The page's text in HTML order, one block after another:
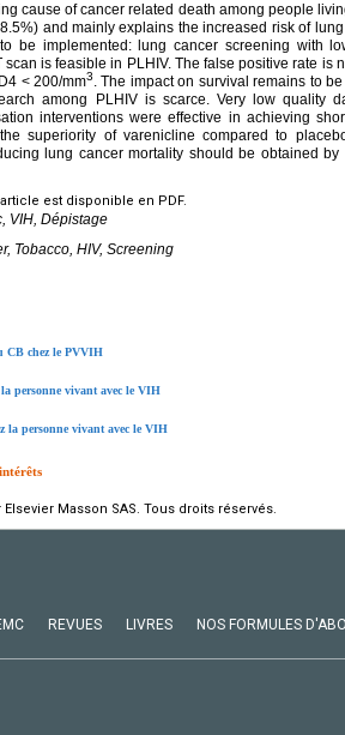
cause of cancer related death among people
and mainly explains the increased risk of
be implemented: lung cancer screening with
scan is feasible in PLHIV. The false positive rate is
< 200/mm3. The impact on survival remains to
among PLHIV is scarce. Very low quality
interventions were effective in achieving
superiority of varenicline compared to
lung cancer mortality should be obtained
est disponible en PDF.
VIH, Dépistage
Tobacco, HIV, Screening
CB chez le PVVIH
personne vivant avec le VIH
la personne vivant avec le VIH
Masson SAS. Tous droits réservés.
REVUES LIVRES NOS FORMULES